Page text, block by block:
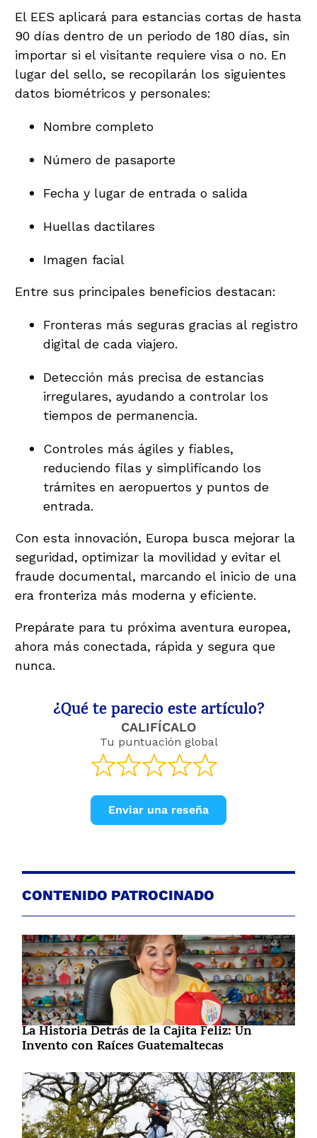
El EES aplicará para estancias cortas de hasta
90 días dentro de un periodo de 180 días, sin
importar si el visitante requiere visa o no. En
lugar del sello, se recopilarán los siguientes
datos biométricos y personales:
Nombre completo
Número de pasaporte
Fecha y lugar de entrada o salida
Huellas dactilares
Imagen facial
Entre sus principales beneficios destacan:
Fronteras más seguras gracias al registro
digital de cada viajero.
Detección más precisa de estancias
irregulares, ayudando a controlar los
tiempos de permanencia.
Controles más ágiles y fiables,
reduciendo filas y simplificando los
trámites en aeropuertos y puntos de
entrada.
Con esta innovación, Europa busca mejorar la
seguridad, optimizar la movilidad y evitar el
fraude documental, marcando el inicio de una
era fronteriza más moderna y eficiente.
Prepárate para tu próxima aventura europea,
ahora más conectada, rápida y segura que
nunca.
¿Qué te parecio este artículo?
CALIFÍCALO
Tu puntuación global
Enviar una reseña
CONTENIDO PATROCINADO
La Historia Detrás de la Cajita Feliz: Un
Invento con Raíces Guatemaltecas